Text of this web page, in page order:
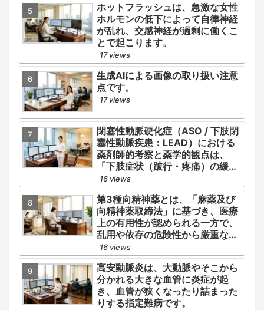
ホットフラッシュは、急激な女性
ホルモンの低下によって自律神経
が乱れ、交感神経が過剰に働くこ
とで起こります。
17 views
生成AIによる画像の取り扱い注意
点です。
17 views
閉塞性動脈硬化症（ASO / 下肢閉
塞性動脈疾患：LEAD）における
薬剤師的考察と薬学的観点は、
「下肢症状（跛行・疼痛）の緩
和」と「全身性動脈硬化による脳
心血管イベント（脳梗塞・心筋梗
塞）の二次予防」の2軸を同時に
管理することにあります。
16 views
第3種向精神薬とは、「麻薬及び
向精神薬取締法」に基づき、医療
上の有用性が認められる一方で、
乱用や依存の危険性から厳重な管
理・規制が必要とされる薬物のう
ち、第1種・第2種よりも比較的リ
スクが低いと判断されて指定され
ている医薬品の分類です。
16 views
高安動脈炎は、大動脈やそこから
分かれる大きな血管に炎症が起
き、血管が狭くなったり詰まった
りする指定難病です。